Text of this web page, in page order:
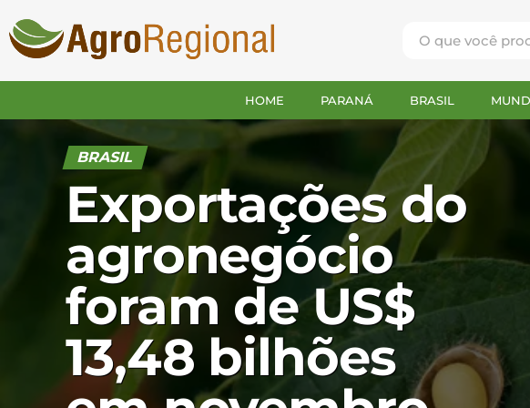
HOME PARANÁ BRASIL
BRASIL
Exportações do
agronegócio
foram de US$
13,48 bilhões